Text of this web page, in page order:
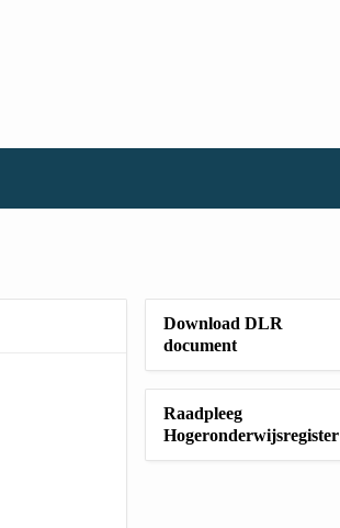
Download DLR
document
Raadpleeg
Hogeronderwijsregister